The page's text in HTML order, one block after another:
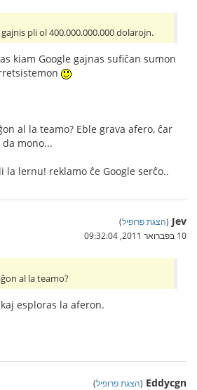
pli ol 400.000.000.000 dolarojn.
kiam Google gajnas sufiĉan sumon
al la teamo? Eble grava afero, ĉar
mono...
la lernu! reklamo ĉe Google serĉo..
Jev
(הצגת פרופיל)
10 בפברואר 2011, 09:32:04
al la teamo?
esploras la aferon.
Eddycgn
(הצגת פרופיל)